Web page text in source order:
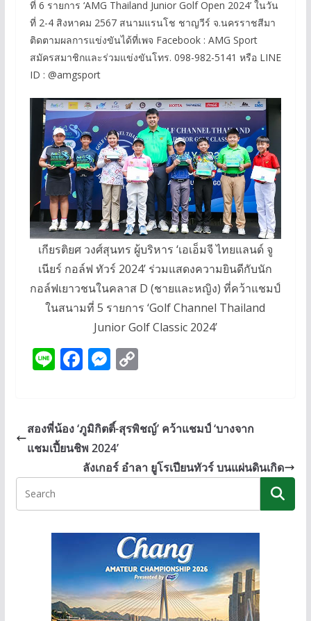
ที่ 6 รายการ ‘AMG Thailand Junior Golf Open 2024’ ในวัน
ที่ 2-4 สิงหาคม 2567 สนามแรนโช ชาญวีร์ จ.นครราชสีมา
ติดตามผลการแข่งขันได้ที่เพจ Facebook : AMG Sport
สมัครสมาชิกและร่วมแข่งขันโทร. 098-982-5141 หรือ LINE
ID : @amgsport
เกียรติยศ วงศ์สุนทร ผู้บริหาร ‘เอเอ็มจี ไทยแลนด์ จู
เนียร์ กอล์ฟ ทัวร์ 2024’ ร่วมแสดงความยินดีกับนัก
กอล์ฟเยาวชนในคลาส D (ชายและหญิง) ที่คว้าแชมป์
ในสนามที่ 5 รายการ ‘Golf Channel Thailand
Junior Golf Classic 2024’
Li F
b
o
o
M
e
n
g
C
y
n
สองพี่น้อง ‘ภูมิกิตติ์-สุรพิชญ์’ คว้าแชมป์ ‘บางจาก
แชมเปี้ยนชิพ 2024’
ลังเกอร์ อำลา ยูโรเปียนทัวร์ บนแผ่นดินเกิด